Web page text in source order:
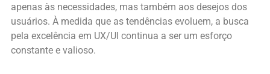
apenas às necessidades, mas também aos desejos dos
usuários. À medida que as tendências evoluem, a busca
pela excelência em UX/UI continua a ser um esforço
constante e valioso.